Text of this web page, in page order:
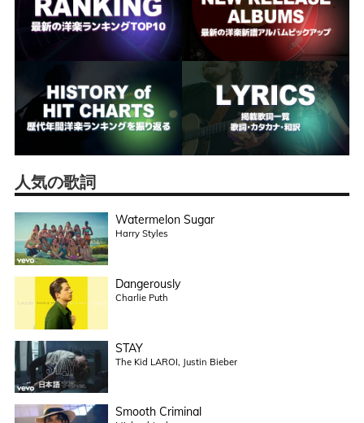
人気の歌詞
Watermelon Sugar
Harry Styles
Dangerously
Charlie Puth
STAY
The Kid LAROI, Justin Bieber
Smooth Criminal